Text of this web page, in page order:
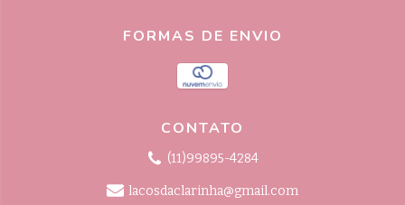
FORMAS DE ENVIO
CONTATO
(11)99895-4284
lacosdaclarinha@gmail.com